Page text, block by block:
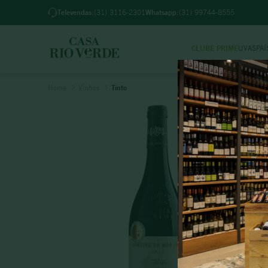
Televendas: (31) 3116-2301 Whatsapp: (31) 99744-8555
CLUBE PRIME UVAS
Tinto 1º
2º
3º
4º
5º
6º
7º
8º
9º